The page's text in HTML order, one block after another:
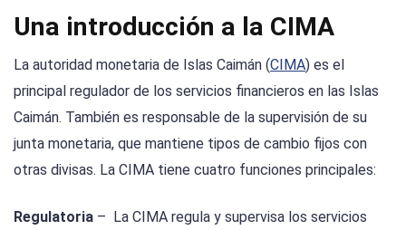
Una introducción a la CIMA
La autoridad monetaria de Islas Caimán (CIMA) es el
principal regulador de los servicios financieros en las Islas
Caimán. También es responsable de la supervisión de su
junta monetaria, que mantiene tipos de cambio fijos con
otras divisas. La CIMA tiene cuatro funciones principales:
Regulatoria – La CIMA regula y supervisa los servicios